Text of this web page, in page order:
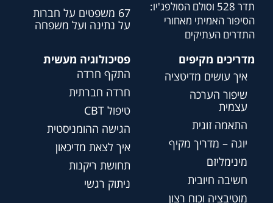
תדר 528 וסולם הסולפג'יו:
הסיפור האמיתי מאחורי
התדרים העתיקים
67 משפטים על חברות
על נתינה ועל משפחה
מדריכים מקיפים
איך עושים מדיטציה
שיפור הערכה
עצמית
התאמה זוגית
יוגה – מדריך מקיף
מינימליזם
חשיבה חיובית
מוטיבציה וכוח רצון
פסיכולוגיה מעשית
התקף חרדה
חרדה חברתית
טיפול CBT
הגישה ההומניסטית
איך לצאת מדיכאון
תחושת ריקנות
ניתוק רגשי